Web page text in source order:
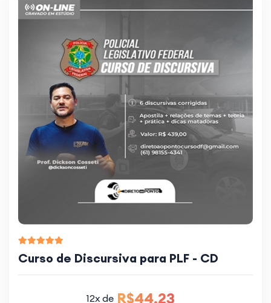
Curso de Discursiva para PLF - CD
12x de R$44,23